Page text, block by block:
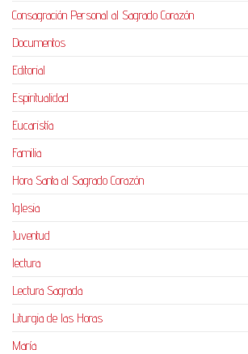
Consagración Personal al Sagrado Corazón
Documentos
Editorial
Espiritualidad
Eucaristía
Familia
Hora Santa al Sagrado Corazón
Iglesia
Juventud
lectura
Lectura Sagrada
Liturgia de las Horas
María